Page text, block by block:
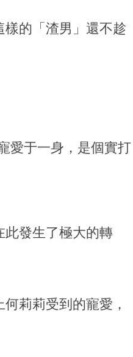
的「渣男」還不趁
愛于一身，是個實打
此發生了極大的轉
莉莉受到的寵愛，